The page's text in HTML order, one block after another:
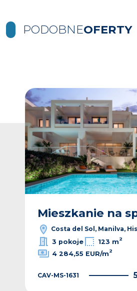
PODOBNEOFERTY
Dodaj do ulubionych
Mieszkanie na
Costa del Sol, Manilva,
3 pokoje
123 m2
4 284,55 EUR/m2
CAV-MS-1631